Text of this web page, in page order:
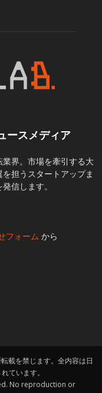
ースメディア
界。市場を牽引する大
担うスタートアップま
信します。
フォーム から
載を禁じます。全内容は日
ています。
No reproduction or